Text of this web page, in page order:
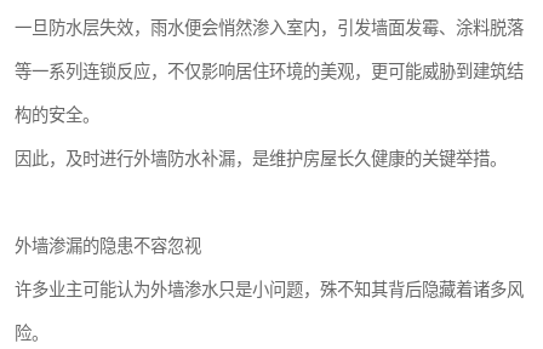
一旦防水层失效，雨水便会悄然渗入室内，引发墙面发霉、涂料脱落
等一系列连锁反应，不仅影响居住环境的美观，更可能威胁到建筑结
构的安全。
因此，及时进行外墙防水补漏，是维护房屋长久健康的关键举措。
外墙渗漏的隐患不容忽视
许多业主可能认为外墙渗水只是小问题，殊不知其背后隐藏着诸多风
险。